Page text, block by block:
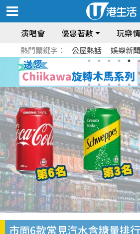
演唱會 優惠著數 玩樂
熱門關鍵字： 公屋熱話 娛樂新聞
市面6款常見汽水含糖量排